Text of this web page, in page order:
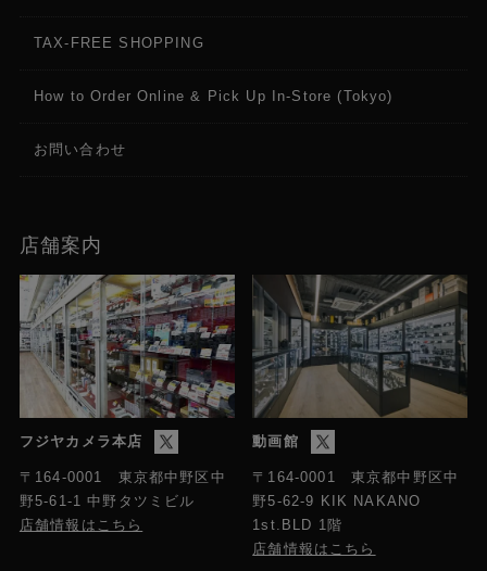
TAX-FREE SHOPPING
How to Order Online & Pick Up In-Store (Tokyo)
お問い合わせ
店舗案内
フジヤカメラ本店
〒164-0001 東京都中野区中
野5-61-1 中野タツミビル
店舗情報はこちら
動画館
〒164-0001 東京都中野区中
野5-62-9 KIK NAKANO
1st.BLD 1階
店舗情報はこちら